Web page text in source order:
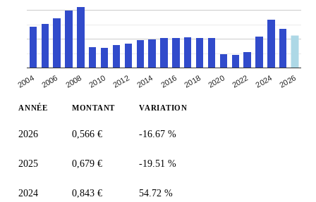
2004 2006 2008 2010 2012 2014 2016 2018 2020 2022 2024 2026
ANNÉE MONTANT VARIATION
2026 0,566 € -16.67 %
2025 0,679 € -19.51 %
2024 0,843 € 54.72 %